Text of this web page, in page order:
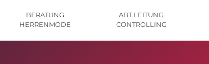
BERATUNG
HERRENMODE
ABT.LEITUNG
CONTROLLING